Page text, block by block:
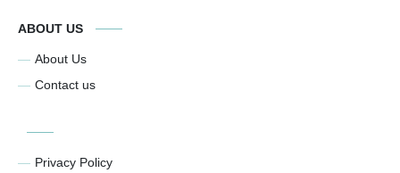
ABOUT US
About Us
Contact us
Privacy Policy